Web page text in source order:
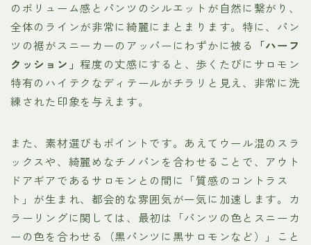
のボリューム感とパンツのシルエットが自然に繋がり、
全体のラインが非常に綺麗にまとまります。特に、パン
ツの裾がスニーカーのアッパーにわずかに被る
「ハーフ
クッション」 程度の丈感にすると、歩くたびにサロモン
特有のハイテクなディテールがチラリと見え、非常に洗
練された印象を与えます。
また、素材選びもポイントです。あえてウール混のスラ
ックスや、綺麗めなチノパンを合わせることで、アウト
ドアギアであるサロモンとの間に「質感のコントラス
ト」が生まれ、都会的な雰囲気が一気に加速します。カ
ラーリングに関しては、最初は「パンツの色とスニーカ
ーの色を合わせる（黒パンツに黒サロモンなど）」こと